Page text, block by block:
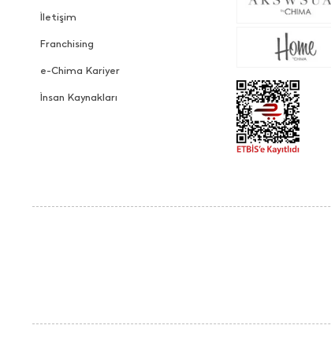
İletişim
Franchising
e-Chima Kariyer
İnsan Kaynakları